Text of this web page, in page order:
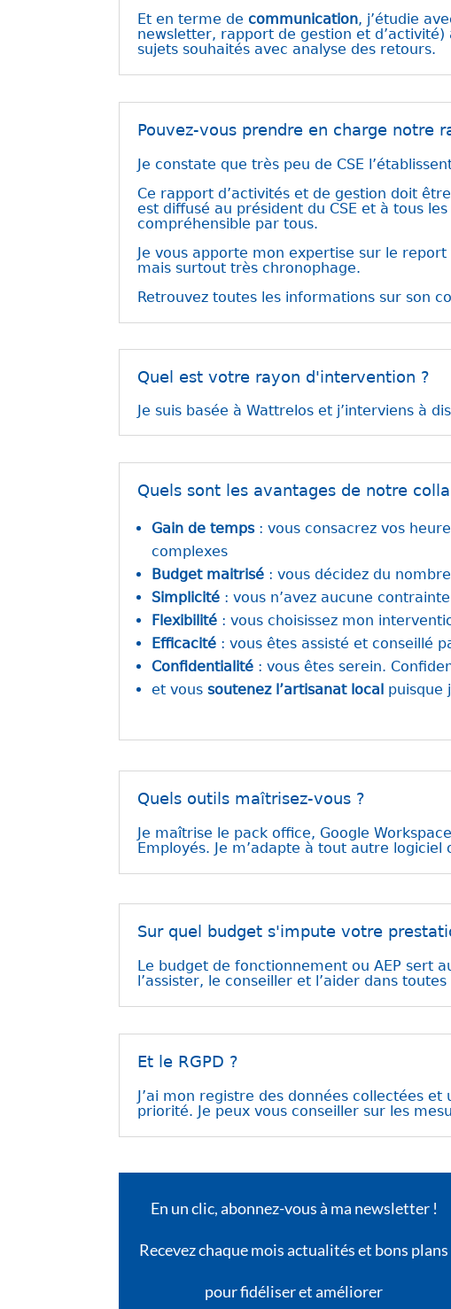
Et en terme de communication, j’étudie
newsletter, rapport de gestion et
sujets souhaités avec analyse des retours.
Pouvez-vous prendre en charge notre
Je constate que très peu de CSE
Ce rapport d’activités et de gestion doit
est diffusé au président du CSE et à tous
compréhensible par tous.
Je vous apporte mon expertise sur le
mais surtout très chronophage.
Retrouvez toutes les informations sur son
Quel est votre rayon d'intervention ?
Je suis basée à Wattrelos et j’interviens à
Quels sont les avantages de notre
Gain de temps: vous consacrez vos
complexes
Budget maitrisé : vous décidez du
Simplicité : vous n’avez aucune
Flexibilité : vous choisissez mon
Efficacité : vous êtes assisté et conseillé
Confidentialité : vous êtes serein.
et voussoutenez l’artisanat local puisque
Quels outils maîtrisez-vous ?
Je maîtrise le pack office, Google
Employés. Je m’adapte à tout autre logiciel
Sur quel budget s'impute votre
Le budget de fonctionnement ou AEP sert
l’assister, le conseiller et l’aider dans
Et le RGPD ?
J’ai mon registre des données collectées
priorité. Je peux vous conseiller sur les
En un clic,abonnez-vous à ma newsletter !
Recevez chaque moisactualitéset bons plans
pour fidéliser etaméliorer